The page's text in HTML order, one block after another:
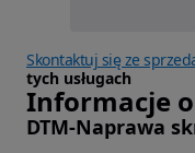
Skontaktuj się ze
tych usługach
Informacje
DTM-Naprawa